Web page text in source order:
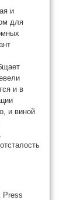
и
для
и в
и виной
Press